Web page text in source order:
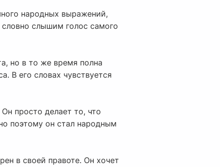
народных выражений,
слышим голос самого
но в то же время полна
В его словах чувствуется
просто делает то, что
поэтому он стал народным
в своей правоте. Он хочет